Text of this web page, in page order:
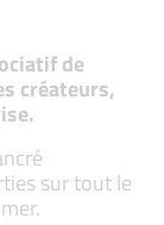
de
créateurs,
sur tout le